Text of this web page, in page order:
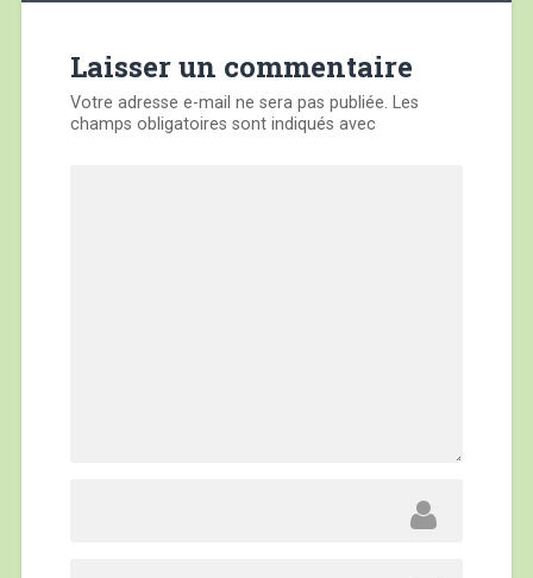
Laisser un commentaire
Votre adresse e-mail ne sera pas publiée. Les
champs obligatoires sont indiqués avec